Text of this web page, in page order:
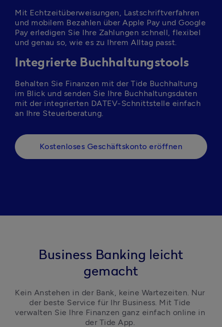
Mit Echtzeitüberweisungen, Lastschriftverfahren
und mobilem Bezahlen über Apple Pay und Google
Pay erledigen Sie Ihre Zahlungen schnell, flexibel
und genau so, wie es zu Ihrem Alltag passt.
Integrierte Buchhaltungstools
Behalten Sie Finanzen mit der Tide Buchhaltung
im Blick und senden Sie Ihre Buchhaltungsdaten
mit der integrierten DATEV-Schnittstelle einfach
Kostenloses Geschäftskonto eröffnen
Business Banking leicht
gemacht
Kein Anstehen in der Bank, keine Wartezeiten. Nur
der beste Service für Ihr Business. Mit Tide
verwalten Sie Ihre Finanzen ganz einfach online in
der Tide App.